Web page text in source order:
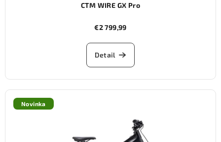
CTM WIRE GX Pro
€2 799,99
Detail
Novinka